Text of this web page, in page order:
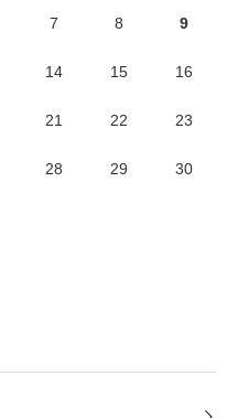
7 8 9
14 15 16
21 22 23
28 29 30